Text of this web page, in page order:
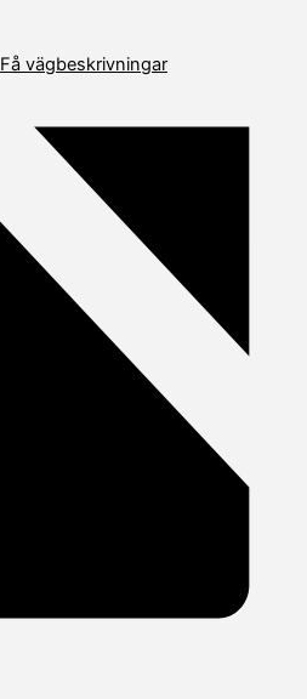
Få vägbeskrivningar